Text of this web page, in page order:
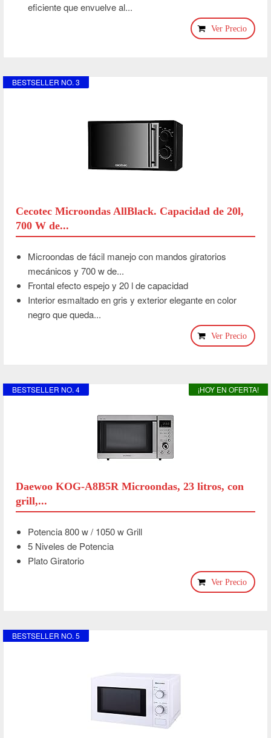
eficiente que envuelve al...
Ver Precio
BESTSELLER NO. 3
Cecotec Microondas AllBlack. Capacidad de 20l,
700 W de...
Microondas de fácil manejo con mandos giratorios
mecánicos y 700 w de...
Frontal efecto espejo y 20 l de capacidad
Interior esmaltado en gris y exterior elegante en color
negro que queda...
Ver Precio
¡HOY EN OFERTA!
BESTSELLER NO. 4
Daewoo KOG-A8B5R Microondas, 23 litros, con
grill,...
Potencia 800 w / 1050 w Grill
5 Niveles de Potencia
Plato Giratorio
Ver Precio
BESTSELLER NO. 5